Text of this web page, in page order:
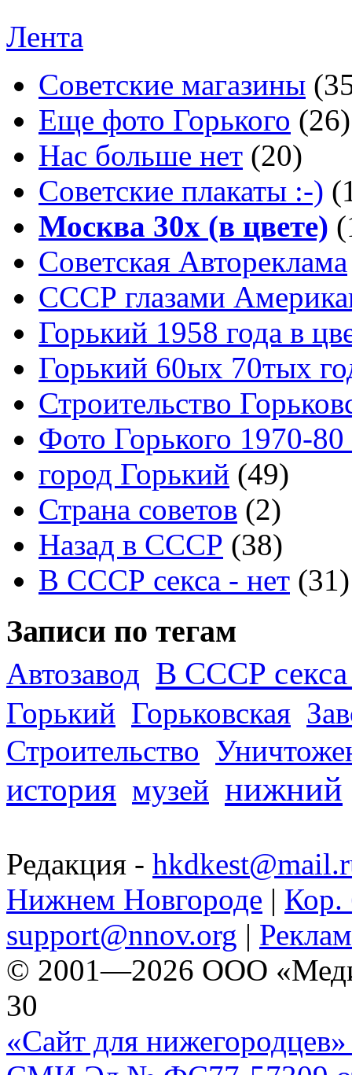
Лента
Советские магазины
Еще фото Горького (26)
Нас больше нет (20)
Советские плакаты :-)
Москва 30x (в цвете)
Советская Автореклама
СССР глазами
Горький 1958 года в
Горький 60ых 70тых
Строительство
Фото Горького 1970-80
город Горький (49)
Страна советов (2)
Назад в СССР (38)
В СССР секса - нет (31)
Записи по тегам
Автозавод В СССР секса
Горький Горьковская
Строительство
история музей нижний
Редакция -
Нижнем Новгороде | Кор.
support@nnov.org |
© 2001—2026 ООО
30
«Сайт для нижегородцев»